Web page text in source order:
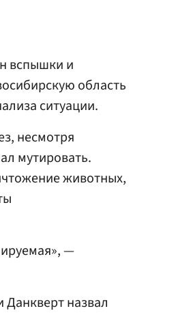
вспышки и
область
ситуации.
несмотря
мутировать.
животных,
—
назвал